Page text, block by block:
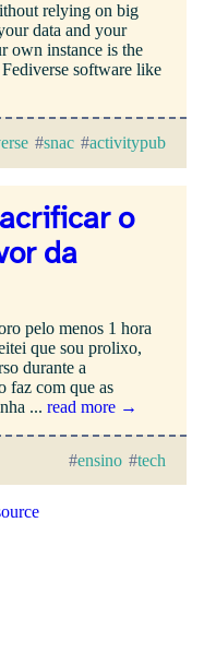
relying on big
data and your
own instance is the
software like
snac activitypub
o
da
pelo menos 1 hora
que sou prolixo,
durante a
faz com que as
... read more →
ensino tech